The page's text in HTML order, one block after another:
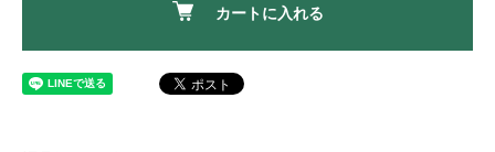
カートに入れる